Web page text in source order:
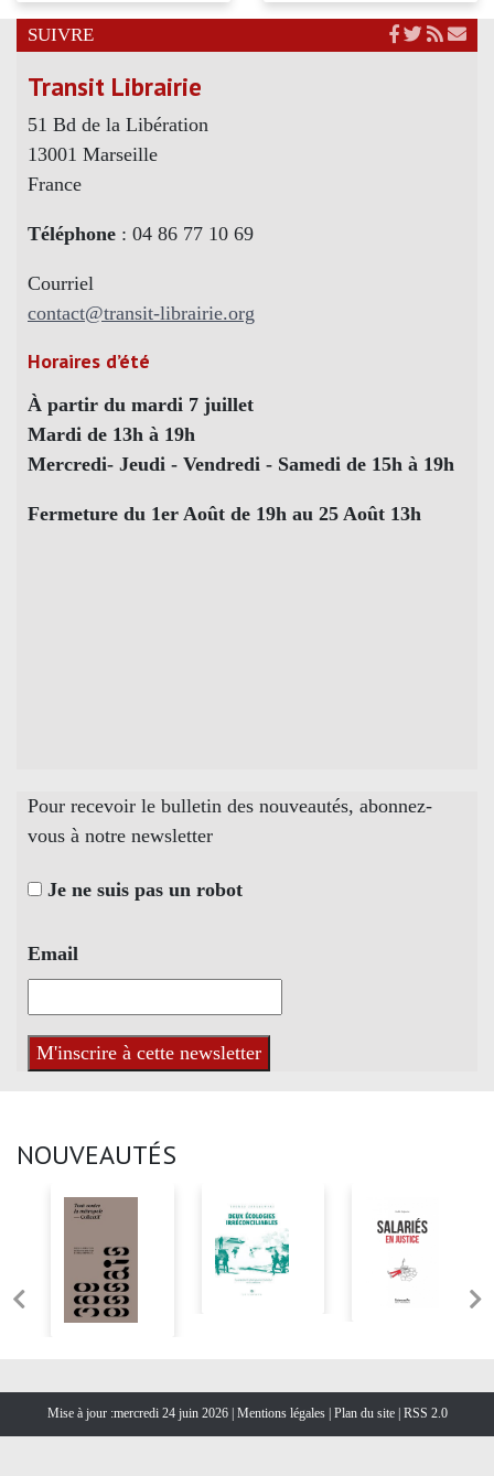
SUIVRE
Transit Librairie
51 Bd de la Libération
13001 Marseille
France
Téléphone : 04 86 77 10 69
Courriel
contact@transit-librairie.org
Horaires d’été
À partir du mardi 7 juillet
Mardi de 13h à 19h
Mercredi- Jeudi - Vendredi - Samedi de 15h à 19h
Fermeture du 1er Août de 19h au 25 Août 13h
Pour recevoir le bulletin des nouveautés, abonnez-
vous à notre newsletter
Je ne suis pas un robot
Email
NOUVEAUTÉS
Mise à jour :mercredi 24 juin 2026 | Mentions légales | Plan du site |RSS 2.0